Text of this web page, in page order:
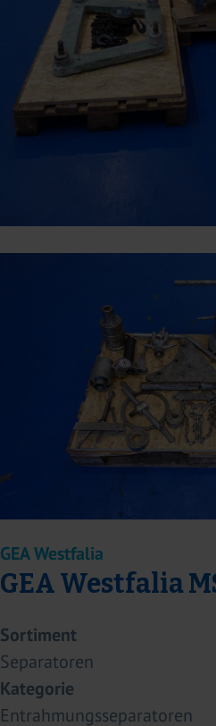
GEA Westfalia
GEA Westfalia
Sortiment
Separatoren
Kategorie
Entrahmungsseparatoren